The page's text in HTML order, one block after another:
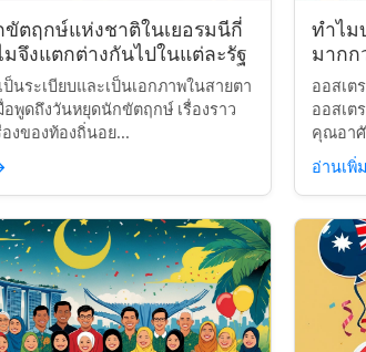
ตฤกษ์แห่งชาติในเยอรมนีกี่
จึงแตกต่างกันไปในแต่ละรัฐ
ป็นระเบียบและเป็นเอกภาพในสายตา
พูดถึงวันหยุดนักขัตฤกษ์ เรื่องราว
องของท้องถิ่นอย...
ทำไม
มากก
ออสเต
ออสเต
คุณอาศั
อ่านเพิ่